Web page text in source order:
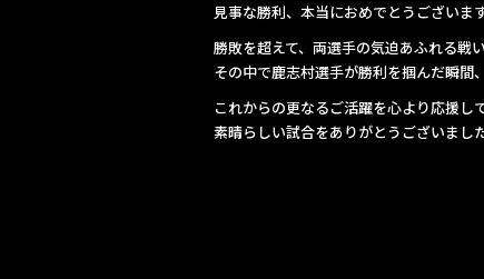
見事な勝利、本当におめでとうございます
勝敗を超えて、両選手の気迫あふれる戦
その中で鹿志村選手が勝利を掴んだ瞬間
これからの更なるご活躍を心より応援し
素晴らしい試合をありがとうございました